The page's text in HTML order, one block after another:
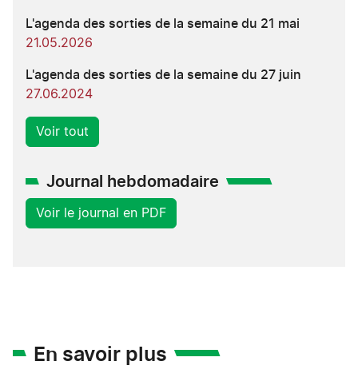
L'agenda des sorties de la semaine du 21 mai
21.05.2026
L'agenda des sorties de la semaine du 27 juin
27.06.2024
Voir tout
Journal hebdomadaire
Voir le journal en PDF
En savoir plus